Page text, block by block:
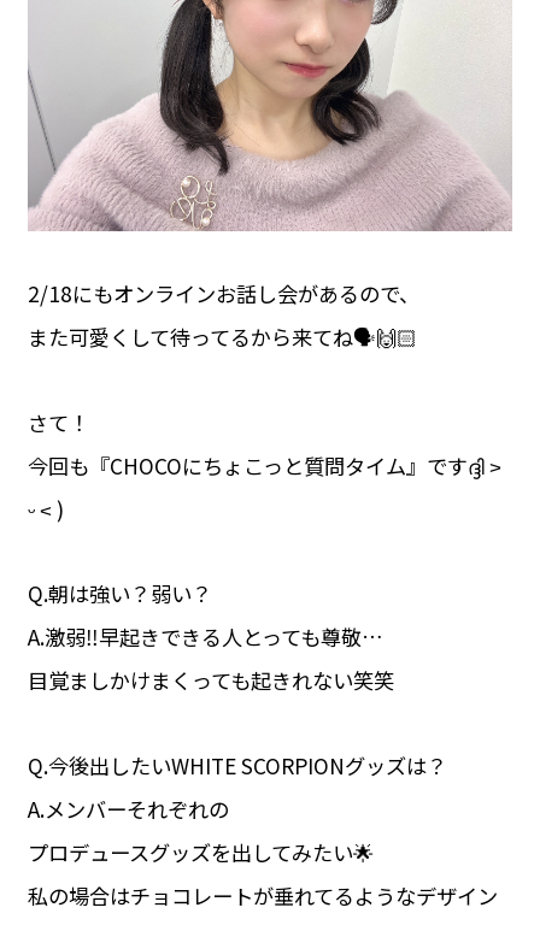
2/18にもオンラインお話し会があるので、
また可愛くして待ってるから来てね🗣🙌🏻
さて！
今回も『CHOCOにちょこっと質問タイム』ですദ്ദി ˃
ᵕ ˂ )
Q.朝は強い？弱い？
A.激弱‼️早起きできる人とっても尊敬…
目覚ましかけまくっても起きれない笑笑
Q.今後出したいWHITE SCORPIONグッズは？
A.メンバーそれぞれの
プロデュースグッズを出してみたい🌟
私の場合はチョコレートが垂れてるようなデザイン